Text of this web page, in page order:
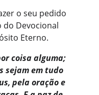
coisa alguma;
sejam em tudo
pela oração e
o seu pedido
do Devocional
Eterno.